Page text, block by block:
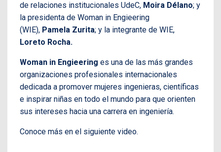
de relaciones institucionales UdeC, Moira Délano; y
la presidenta de Woman in Engieering
(WIE), Pamela Zurita; y la integrante de WIE,
Loreto Rocha.
Woman in Engieering es una de las más grandes
organizaciones profesionales internacionales
dedicada a promover mujeres ingenieras, científicas
e inspirar niñas en todo el mundo para que orienten
sus intereses hacia una carrera en ingeniería.
Conoce más en el siguiente video.